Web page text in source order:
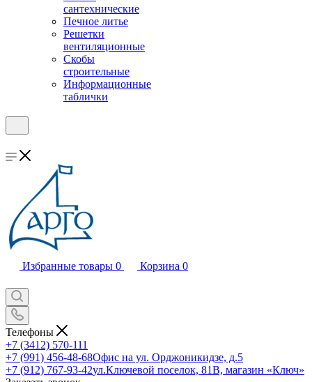
сантехнические
Печное литье
Решетки
вентиляционные
Скобы
строительные
Информационные
таблички
Избранные товары 0 Корзина 0
Телефоны
+7 (3412) 570-111
+7 (991) 456-48-68Офис на ул. Орджоникидзе, д.5
+7 (912) 767-93-42ул.Ключевой поселок, 81В, магазин «Ключ»